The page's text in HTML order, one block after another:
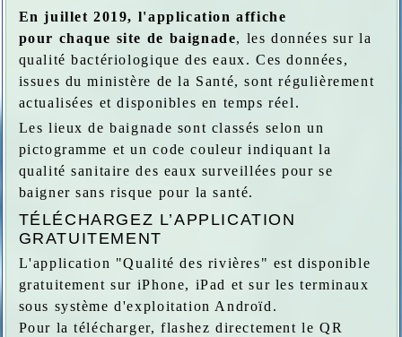
En juillet 2019, l'application affiche
pour chaque site de baignade, les données sur la
qualité bactériologique des eaux. Ces données,
issues du ministère de la Santé, sont régulièrement
actualisées et disponibles en temps réel.
Les lieux de baignade sont classés selon un
pictogramme et un code couleur indiquant la
qualité sanitaire des eaux surveillées pour se
baigner sans risque pour la santé.
TÉLÉCHARGEZ L’APPLICATION
GRATUITEMENT
L'application "Qualité des rivières" est disponible
gratuitement sur iPhone, iPad et sur les terminaux
sous système d'exploitation Androïd.
Pour la télécharger, flashez directement le QR